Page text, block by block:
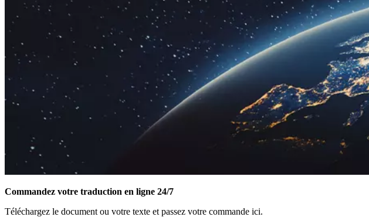
Commandez votre traduction en ligne 24/7
Téléchargez le document ou votre texte et passez votre commande ici.